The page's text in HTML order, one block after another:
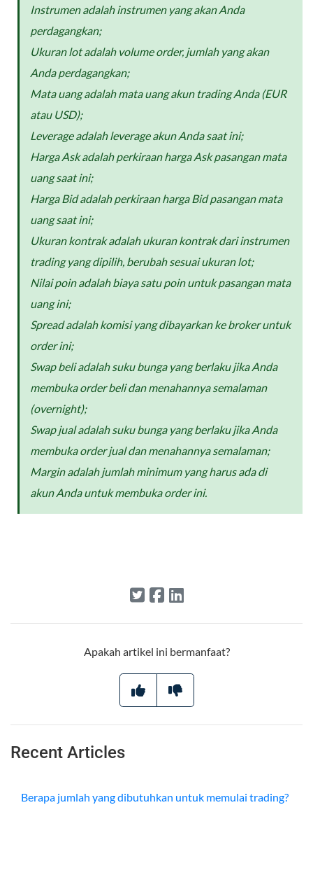
Instrumen adalah instrumen yang akan Anda
perdagangkan;
Ukuran lot adalah volume order, jumlah yang akan
Anda perdagangkan;
Mata uang adalah mata uang akun trading Anda (EUR
atau USD);
Leverage adalah leverage akun Anda saat ini;
Harga Ask adalah perkiraan harga Ask pasangan mata
uang saat ini;
Harga Bid adalah perkiraan harga Bid pasangan mata
uang saat ini;
Ukuran kontrak adalah ukuran kontrak dari instrumen
trading yang dipilih, berubah sesuai ukuran lot;
Nilai poin adalah biaya satu poin untuk pasangan mata
uang ini;
Spread adalah komisi yang dibayarkan ke broker untuk
order ini;
Swap beli adalah suku bunga yang berlaku jika Anda
membuka order beli dan menahannya semalaman
(overnight);
Swap jual adalah suku bunga yang berlaku jika Anda
membuka order jual dan menahannya semalaman;
Margin adalah jumlah minimum yang harus ada di
akun Anda untuk membuka order ini.
Apakah artikel ini bermanfaat?
Recent Articles
Berapa jumlah yang dibutuhkan untuk memulai trading?